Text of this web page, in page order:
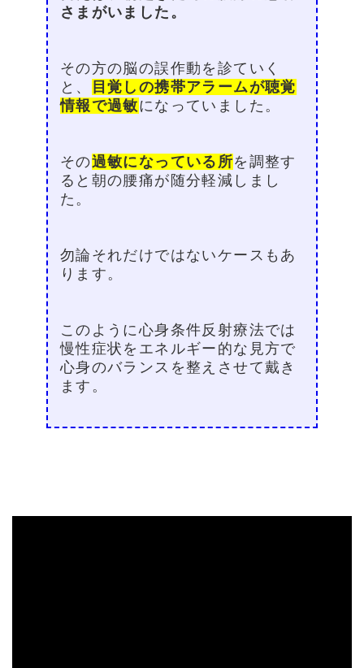
さまがいました。
その方の脳の誤作動を診ていく
と、
目覚しの携帯アラームが聴覚
情報で過敏になっていました。
その過敏になっている所を調整す
ると朝の腰痛が随分軽減しまし
た。
勿論それだけではないケースもあ
ります。
このように心身条件反射療法では
慢性症状をエネルギー的な見方で
心身のバランスを整えさせて戴き
ます。